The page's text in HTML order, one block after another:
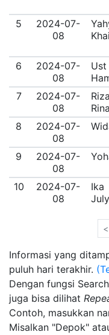
5
2024-07-
08
6
2024-07-
08
Ust
7
2024-07-
08
8
2024-07-
08
9
2024-07-
08
10
2024-07-
08
Ika
Informasi yang
puluh hari terakhir.
Dengan fungsi
juga bisa dilihat
Contoh, masukkan
Misalkan "Depok"